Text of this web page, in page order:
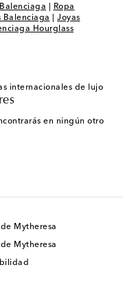
Ropa
Balenciaga
Joyas
Hourglass
internacionales de lujo
en ningún otro
Mytheresa
Mytheresa